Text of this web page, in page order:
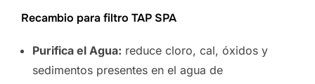
Recambio para filtro TAP SPA
Purifica el Agua: reduce cloro, cal, óxidos y
sedimentos presentes en el agua de